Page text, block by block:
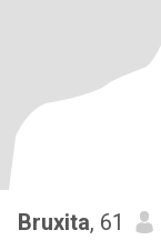
Bruxita, 61